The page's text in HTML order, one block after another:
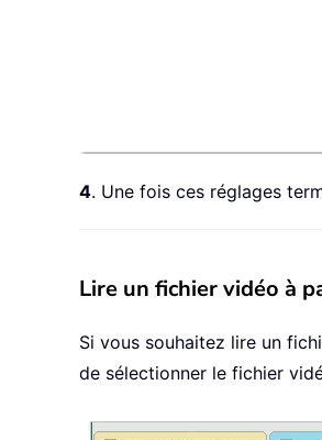
4. Une fois ces réglages
Lire un fichier vidéo à
Si vous souhaitez lire un
de sélectionner le fichier